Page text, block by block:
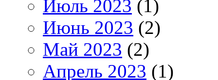
Июль 2023 (1)
Июнь 2023 (2)
Май 2023 (2)
Апрель 2023 (1)